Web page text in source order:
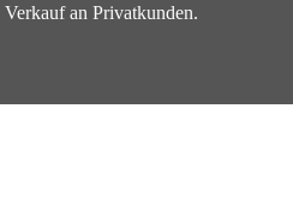
an Privatkunden.